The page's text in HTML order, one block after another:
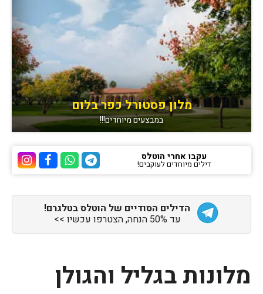
מלון פסטורל כפר בלום
במבצעים מיוחדים!!!
ערוץ ערוץ
ערוץ הוואטסאפ של
ערוץ הטלגרם של הוטלס
עקבו אחרי הוטלס
דילים מיוחדים לעוקבים!
הדילים הסודיים של הוטלס בטלגרם!
עד 50% הנחה, הצטרפו עכשיו >>
מלונות בגליל והגולן